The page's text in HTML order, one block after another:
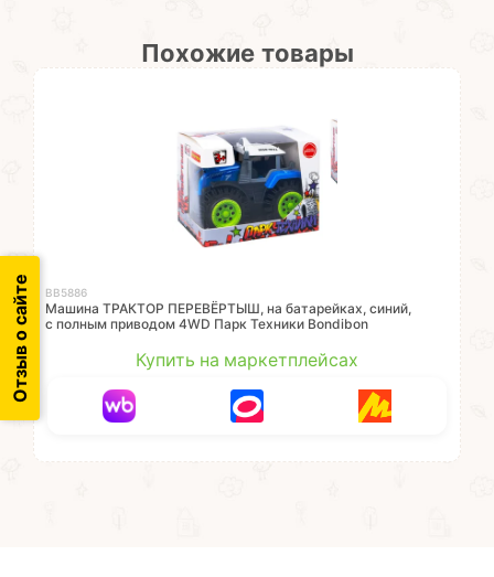
Похожие товары
ВВ5886
Машина ТРАКТОР ПЕРЕВЁРТЫШ, на батарейках, синий,
с полным приводом 4WD Парк Техники Bondibon
Купить на маркетплейсах
Отзыв о сайте